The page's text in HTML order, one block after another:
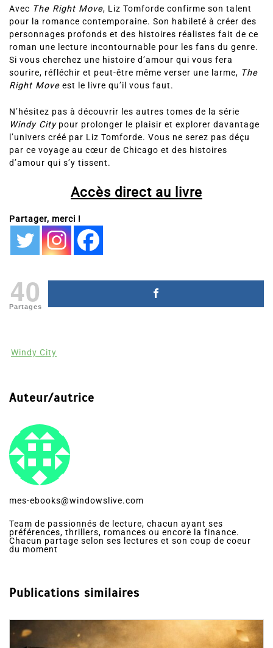
Avec The Right Move, Liz Tomforde confirme son talent
pour la romance contemporaine. Son habileté à créer des
personnages profonds et des histoires réalistes fait de ce
roman une lecture incontournable pour les fans du genre.
Si vous cherchez une histoire d’amour qui vous fera
sourire, réfléchir et peut-être même verser une larme,
N’hésitez pas à découvrir les autres tomes de la série
Windy Citypour prolonger le plaisir et explorer davantage
l’univers créé par Liz Tomforde. Vous ne serez pas déçu
par ce voyage au cœur de Chicago et des histoires
Accès direct au livre
Partager, merci !
40
Auteur/autrice
Team de passionnés de lecture, chacun ayant ses
préférences, thrillers, romances ou encore la finance.
Chacun partage selon ses lectures et son coup de coeur
Publications similaires